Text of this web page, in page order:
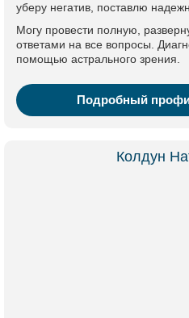
уберу негатив, поставлю
Могу провести полную,
ответами на все вопросы.
помощью астрального зрения.
Подробный
Колдун